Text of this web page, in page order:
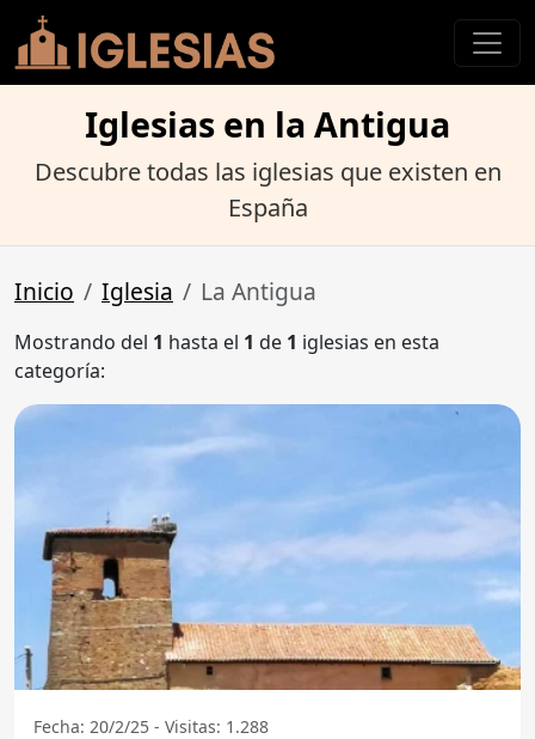
Iglesias en la Antigua
Descubre todas las iglesias que existen en
España
Inicio Iglesia La Antigua
Mostrando del 1 hasta el 1 de 1 iglesias en esta
categoría:
Fecha: 20/2/25 - Visitas: 1.288